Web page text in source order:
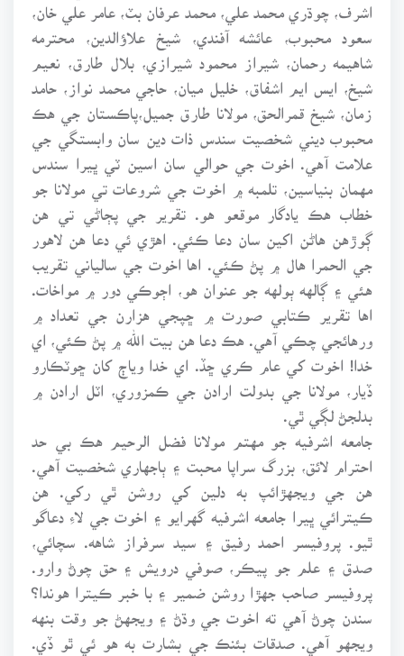
اشرف، چوڌري محمد علي، محمد عرفان بٽ، عامر علي خان،
سعود محبوب، عائشه آفندي، شيخ علاؤالدين، محترمه
شاهيمه رحمان، شيراز محمود شيرازي، بلال طارق، نعيم
شيخ، ايس ايم اشفاق، خليل ميان، حاجي محمد نواز، حامد
زمان، شيخ قمرالحق، مولانا طارق جميل،پاڪستان جي هڪ
محبوب ديني شخصيت سندس ذات دين سان وابستگي جي
علامت آهي. اخوت جي حوالي سان اسين ٽي ڀيرا سندس
مهمان بنياسين، تلمبه ۾ اخوت جي شروعات تي مولانا جو
خطاب هڪ يادگار موقعو هو. تقرير جي پڄاڻي تي هن
ڳوڙهن هاڻن اکين سان دعا ڪئي. اهڙي ئي دعا هن لاهور
جي الحمرا هال ۾ پڻ ڪئي. اها اخوت جي سالياني تقريب
هئي ۽ ڳالهه ٻولهه جو عنوان هو، اڄوڪي دور ۾ مواخات.
اها تقرير ڪتابي صورت ۾ ڇپجي هزارن جي تعداد ۾
ورهائجي چڪي آهي. هڪ دعا هن بيت الله ۾ پڻ ڪئي، اي
خدا! اخوت کي عام ڪري ڇڏ. اي خدا وياڄ کان ڇوٽڪارو
ڏيار، مولانا جي بدولت ارادن جي ڪمزوري، اٽل ارادن ۾
بدلجڻ لڳي ٿي.
جامعه اشرفيه جو مهتم مولانا فضل الرحيم هڪ بي حد
احترام لائق، بزرگ سراپا محبت ۽ ٻاجهاري شخصيت آهي.
هن جي ويجهڙائپ به دلين کي روشن ٿي رکي. هن
ڪيترائي ڀيرا جامعه اشرفيه گهرايو ۽ اخوت جي لاءِ دعاگو
ٿيو. پروفيسر احمد رفيق ۽ سيد سرفراز شاهه. سچائي،
صدق ۽ علم جو پيڪر، صوفي درويش ۽ حق چوڻ وارو.
پروفيسر صاحب جهڙا روشن ضمير ۽ با خبر ڪيترا هوندا؟
سندن چوڻ آهي ته اخوت جي وڌڻ ۽ ويجهڻ جو وقت بنهه
ويجهو آهي. صدقات بئنڪ جي بشارت به هو ئي ٿو ڏي.